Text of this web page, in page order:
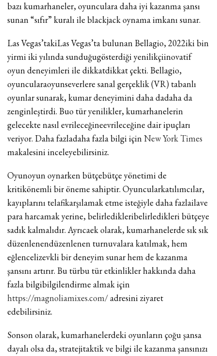
bazı kumarhaneler, oyunculara daha iyi kazanma şansı
sunan “sıfır” kuralı ile blackjack oynama imkanı sunar.
Las Vegas’takiLas Vegas’ta bulunan Bellagio, 2022iki bin
yirmi iki yılında sunduğugösterdiği yenilikçiinovatif
oyun deneyimleri ile dikkatdikkat çekti. Bellagio,
oyuncularaoyunseverlere sanal gerçeklik (VR) tabanlı
oyunlar sunarak, kumar deneyimini daha dadaha da
zenginleştirdi. Buo tür yenilikler, kumarhanelerin
gelecekte nasıl evrileceğineevrileceğine dair ipuçları
veriyor. Daha fazladaha fazla bilgi içinNew York Times
makalesini inceleyebilirsiniz.
Oyunoyun oynarken bütçebütçe yönetimi de
kritikönemli bir öneme sahiptir. Oyuncularkatılımcılar,
kayıplarını telafikarşılamak etme isteğiyle daha fazlailave
para harcamak yerine, belirledikleribelirledikleri bütçeye
sadık kalmalıdır. Ayrıcaek olarak, kumarhanelerde sık sık
düzenlenendüzenlenen turnuvalara katılmak, hem
eğlencelizevkli bir deneyim sunar hem de kazanma
şansını artırır. Bu türbu tür etkinlikler hakkında daha
fazla bilgibilgilendirme almak için
https://magnoliamixes.com/adresini ziyaret
edebilirsiniz.
Sonson olarak, kumarhanelerdeki oyunların çoğu şansa
dayalı olsa da, stratejitaktik ve bilgi ile kazanma şansınızı